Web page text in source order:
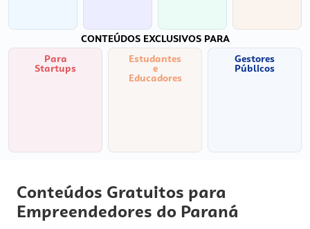
CONTEÚDOS EXCLUSIVOS PARA
Para
Startups
Estudantes
e
Educadores
Gestores
Públicos
Conteúdos Gratuitos para
Empreendedores do Paraná